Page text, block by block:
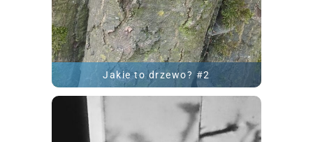
Jakie to drzewo? #2